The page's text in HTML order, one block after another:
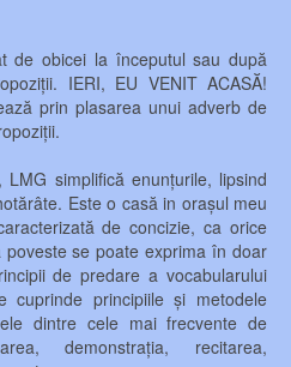
de obicei la începutul sau după
IERI, EU VENIT ACASĂ!
prin plasarea unui adverb de
simplifică enunțurile, lipsind
Este o casă in orașul meu
de concizie, ca orice
se poate exprima în doar
de predare a vocabularului
cuprinde principiile și metodele
dintre cele mai frecvente de
demonstrația, recitarea,